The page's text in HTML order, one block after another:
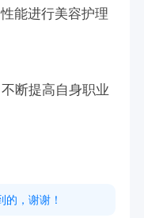
能进行美容护理
断提高自身职业
的，谢谢！